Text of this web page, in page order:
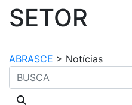
SETOR
ABRASCE > Notícias